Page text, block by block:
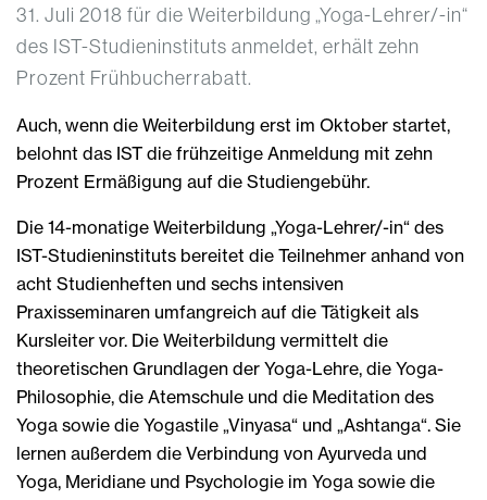
31. Juli 2018 für die Weiterbildung „Yoga-Lehrer/-in“
des IST-Studieninstituts anmeldet, erhält zehn
Prozent Frühbucherrabatt.
Auch, wenn die Weiterbildung erst im Oktober startet,
belohnt das IST die frühzeitige Anmeldung mit zehn
Prozent Ermäßigung auf die Studiengebühr.
Die 14-monatige Weiterbildung „Yoga-Lehrer/-in“ des
IST-Studieninstituts bereitet die Teilnehmer anhand von
acht Studienheften und sechs intensiven
Praxisseminaren umfangreich auf die Tätigkeit als
Kursleiter vor. Die Weiterbildung vermittelt die
theoretischen Grundlagen der Yoga-Lehre, die Yoga-
Philosophie, die Atemschule und die Meditation des
Yoga sowie die Yogastile „Vinyasa“ und „Ashtanga“. Sie
lernen außerdem die Verbindung von Ayurveda und
Yoga, Meridiane und Psychologie im Yoga sowie die